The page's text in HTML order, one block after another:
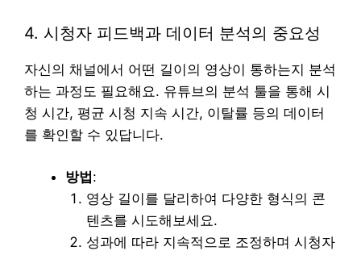
4. 시청자 피드백과 데이터 분석의 중요성
자신의 채널에서 어떤 길이의 영상이 통하는지 분석
하는 과정도 필요해요. 유튜브의 분석 툴을 통해 시
청 시간, 평균 시청 지속 시간, 이탈률 등의 데이터
를 확인할 수 있답니다.
방법 :
영상 길이를 달리하여 다양한 형식의 콘
텐츠를 시도해보세요.
성과에 따라 지속적으로 조정하며 시청자